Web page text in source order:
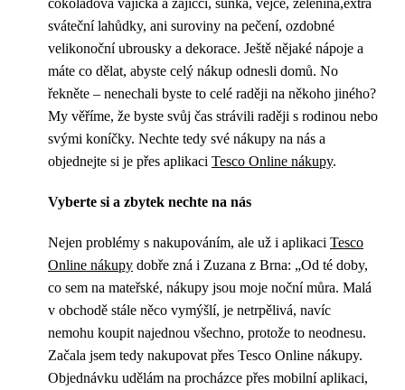
čokoládová vajíčka a zajíčci, šunka, vejce, zelenina,extra
sváteční lahůdky, ani suroviny na pečení, ozdobné
velikonoční ubrousky a dekorace. Ještě nějaké nápoje a
máte co dělat, abyste celý nákup odnesli domů. No
řekněte – nenechali byste to celé raději na někoho jiného?
My věříme, že byste svůj čas strávili raději s rodinou nebo
svými koníčky. Nechte tedy své nákupy na nás a
objednejte si je přes aplikaci Tesco Online nákupy.
Vyberte si a zbytek nechte na nás
Nejen problémy s nakupováním, ale už i aplikaci Tesco
Online nákupy dobře zná i Zuzana z Brna: „Od té doby,
co sem na mateřské, nákupy jsou moje noční můra. Malá
v obchodě stále něco vymýšlí, je netrpělivá, navíc
nemohu koupit najednou všechno, protože to neodnesu.
Začala jsem tedy nakupovat přes Tesco Online nákupy.
Objednávku udělám na procházce přes mobilní aplikaci,